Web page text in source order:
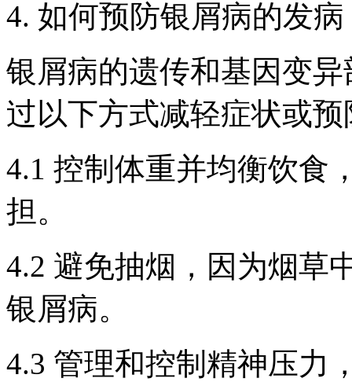
4. 如何预防银屑病的发病
银屑病的遗传和基因变
过以下方式减轻症状或
4.1 控制体重并均衡饮食
担。
4.2 避免抽烟，因为烟草
银屑病。
4.3 管理和控制精神压力